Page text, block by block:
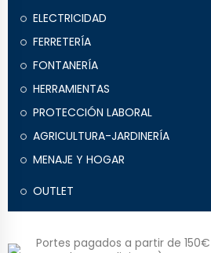
ELECTRICIDAD
FERRETERÍA
FONTANERÍA
HERRAMIENTAS
PROTECCIÓN LABORAL
AGRICULTURA-JARDINERÍA
MENAJE Y HOGAR
OUTLET
Portes pagados a partir de